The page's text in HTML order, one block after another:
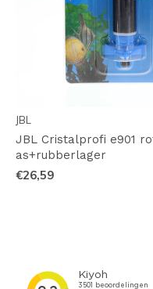
JBL
JBL Cristalprofi e901
as+rubberlager
€26,59